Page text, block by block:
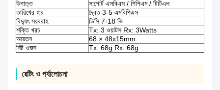
উপাত্ত
সাপোর্ট এসবিএস / পিপিএম / টিটিএল
তারিখের হার
দ্বৈত 3-5 এমবিপিএস
বিদ্যুৎ সরবরাহ
ডিসি 7-18 ভি
শক্তি খরচ
Tx: 3 ওয়াটস Rx: 3Watts
আয়তন
68 × 48x15mm
নিট ওজন
Tx: 68g Rx: 68g
রেটিং ও পর্যালোচনা